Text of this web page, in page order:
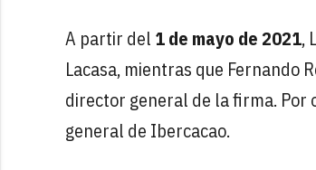
A partir del 1 de mayo de 2021,
Lacasa, mientras que Fernando
director general de la firma. Por
general de Ibercacao.